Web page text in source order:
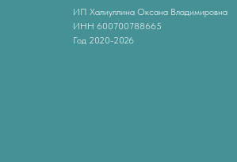
ИП Халиуллина Оксана Владимировна
ИНН 600700788665
Год 2020-2026